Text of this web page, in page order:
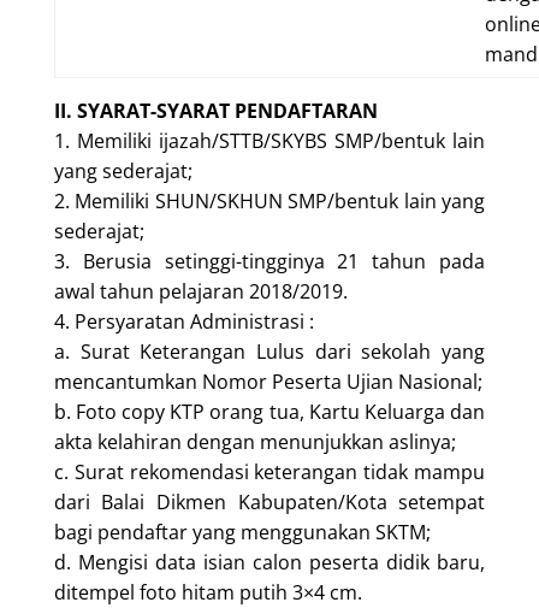
II. SYARAT-SYARAT PENDAFTARAN
1. Memiliki ijazah/STTB/SKYBS SMP/bentuk lain
yang sederajat;
2. Memiliki SHUN/SKHUN SMP/bentuk lain yang
sederajat;
3. Berusia setinggi-tingginya 21 tahun pada
awal tahun pelajaran 2018/2019.
4. Persyaratan Administrasi :
a. Surat Keterangan Lulus dari sekolah yang
mencantumkan Nomor Peserta Ujian Nasional;
b. Foto copy KTP orang tua, Kartu Keluarga dan
akta kelahiran dengan menunjukkan aslinya;
c. Surat rekomendasi keterangan tidak mampu
dari Balai Dikmen Kabupaten/Kota setempat
bagi pendaftar yang menggunakan SKTM;
d. Mengisi data isian calon peserta didik baru,
ditempel foto hitam putih 3×4 cm.